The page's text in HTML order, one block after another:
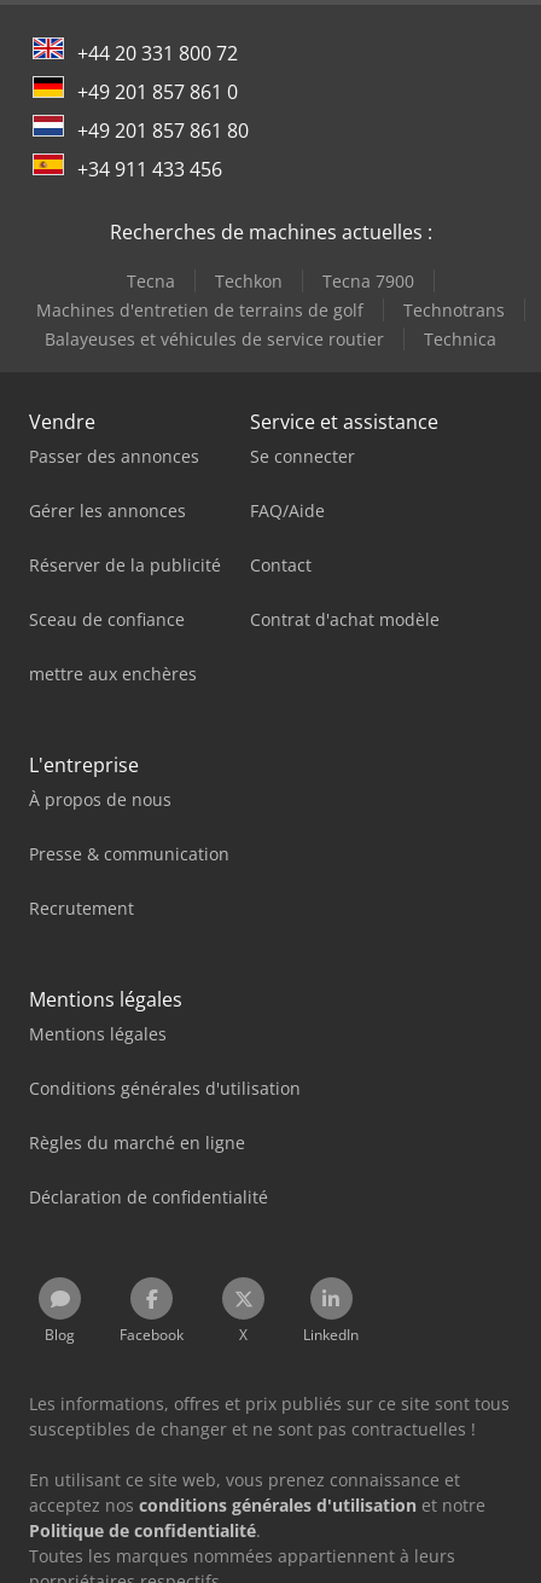
+44 20 331 800 72
+49 201 857 861 0
+49 201 857 861 80
+34 911 433 456
Recherches de machines actuelles :
Tecna Techkon
Tecna 7900
Machines d'entretien de terrains de golf
Technotrans
Balayeuses et véhicules de service routier
Technica
Vendre
Passer des annonces
Gérer les annonces
Réserver de la publicité
Sceau de confiance
mettre aux enchères
Service et assistance
Se connecter
FAQ/Aide
Contact
Contrat d'achat modèle
L'entreprise
À propos de nous
Presse & communication
Recrutement
Mentions légales
Mentions légales
Conditions générales d'utilisation
Règles du marché en ligne
Déclaration de confidentialité
Blog Facebook X LinkedIn
Les informations, offres et prix publiés sur ce site sont tous
susceptibles de changer et ne sont pas contractuelles !
En utilisant ce site web, vous prenez connaissance et
acceptez nos conditions générales d'utilisation et notre
Politique de confidentialité.
Toutes les marques nommées appartiennent à leurs